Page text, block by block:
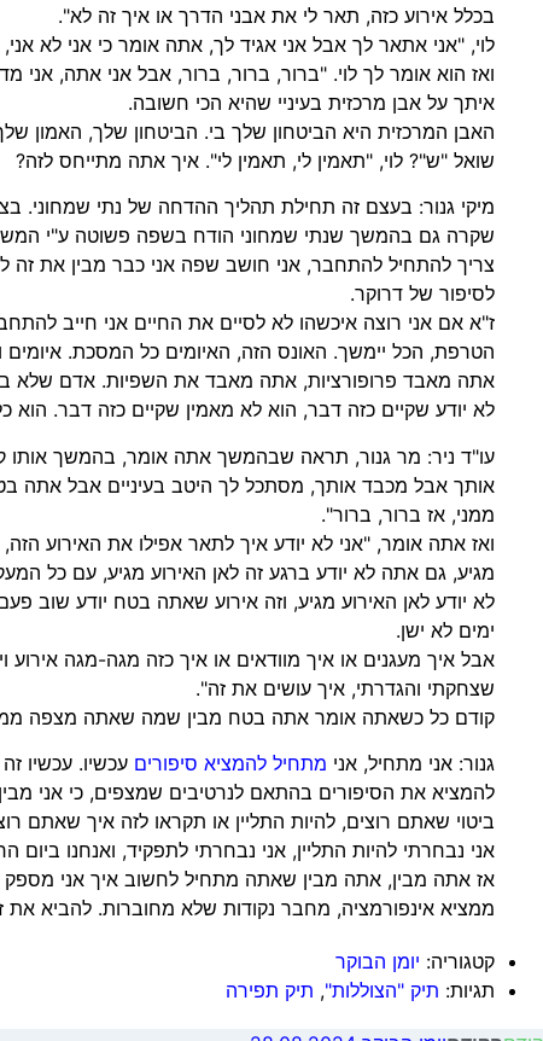
בכלל אירוע כזה, תאר לי את אבני הדרך או איך זה לא".
לוי, "אני אתאר לך אבל אני אגיד לך, אתה אומר כי אני לא
ואז הוא אומר לך לוי. "ברור, ברור, ברור, אבל אני אתה, אני
איתך על אבן מרכזית בעיניי שהיא הכי חשובה.
האבן המרכזית היא הביטחון שלך בי. הביטחון שלך, האמון
שואל "ש"? לוי, "תאמין לי, תאמין לי". איך אתה מתייחס לזה?
מיקי גנור: בעצם זה תחילת תהליך ההדחה של נתי שמחוני.
שקרה גם בהמשך שנתי שמחוני הודח בשפה פשוטה ע"י
צריך להתחיל להתחבר, אני חושב שפה אני כבר מבין את זה
לסיפור של דרוקר.
ז"א אם אני רוצה איכשהו לא לסיים את החיים אני חייב
הטרפת, הכל יימשך. האונס הזה, האיומים כל המסכת. איומים
אתה מאבד פרופורציות, אתה מאבד את השפיות. אדם שלא
לא יודע שקיים כזה דבר, הוא לא מאמין שקיים כזה דבר. הוא
עו"ד ניר: מר גנור, תראה שבהמשך אתה אומר, בהמשך אותו
אותך אבל מכבד אותך, מסתכל לך היטב בעיניים אבל
ממני, אז ברור, ברור".
ואז אתה אומר, "אני לא יודע איך לתאר אפילו את האירוע
לא יודע לאן האירוע מגיע, וזה אירוע שאתה בטח יודע שוב
ימים לא ישן.
אבל איך מעגנים או איך מוודאים או איך כזה מגה-מגה אירוע
שצחקתי והגדרתי, איך עושים את זה".
קודם כל כשאתה אומר אתה בטח מבין שמה שאתה מצפה
גנור: אני מתחיל, אני מתחיל להמציא סיפורים עכשיו. עכשיו
להמציא את הסיפורים בהתאם לנרטיבים שמצפים, כי אני
ביטוי שאתם רוצים, להיות התליין או תקראו לזה איך שאתם
אני נבחרתי להיות התליין, אני נבחרתי לתפקיד, ואנחנו ביום
אז אתה מבין, אתה מבין שאתה מתחיל לחשוב איך אני מספק
ממציא אינפורמציה, מחבר נקודות שלא מחוברות. להביא את
קטגוריה: יומן הבוקר
תגיות: תיק "הצוללות", תיק תפירה